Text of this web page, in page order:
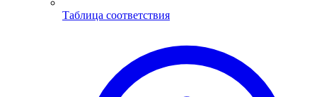
Таблица соответствия